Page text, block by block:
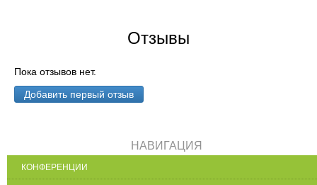
Отзывы
Пока отзывов нет.
Добавить первый отзыв
НАВИГАЦИЯ
КОНФЕРЕНЦИИ